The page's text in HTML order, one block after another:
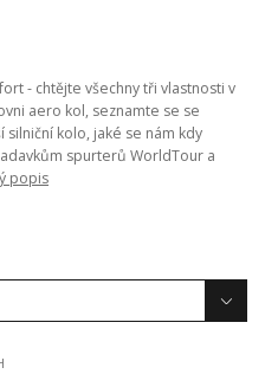
- chtějte všechny tři vlastnosti v
aero kol, seznamte se se
silniční kolo, jaké se nám kdy
spurterů WorldTour a
popis